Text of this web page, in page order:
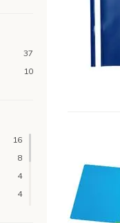
37
10
16
8
4
4